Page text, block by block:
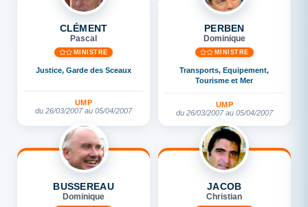
CLÉMENT
Pascal
MINISTRE
Justice, Garde des Sceaux
UMP
du 26/03/2007 au 05/04/2007
PERBEN
Dominique
MINISTRE
Transports, Equipement,
Tourisme et Mer
UMP
du 26/03/2007 au 05/04/2007
BUSSEREAU
Dominique
JACOB
Christian